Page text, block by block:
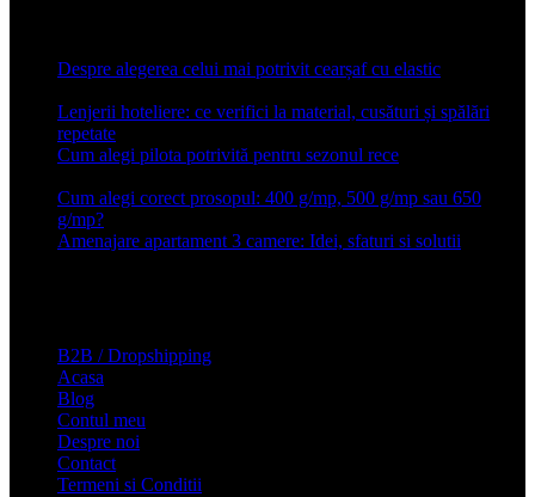
Despre alegerea celui mai potrivit cearșaf cu elastic
Lenjerii hoteliere: ce verifici la material, cusături și spălări
repetate
Cum alegi pilota potrivită pentru sezonul rece
Cum alegi corect prosopul: 400 g/mp, 500 g/mp sau 650
g/mp?
Amenajare apartament 3 camere: Idei, sfaturi si solutii
B2B / Dropshipping
Acasa
Blog
Contul meu
Despre noi
Contact
Termeni si Conditii